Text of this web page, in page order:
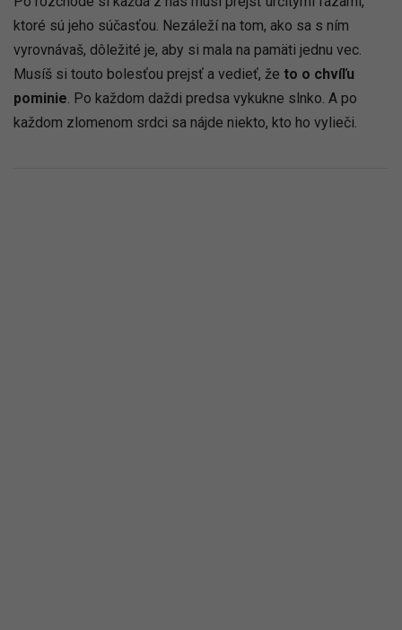
ktoré sú jeho súčasťou. Nezáleží na tom, ako sa s ním
vyrovnávaš, dôležité je, aby si mala na pamäti jednu vec.
Musíš si touto bolesťou prejsť a vedieť, že to o chvíľu
pominie. Po každom daždi predsa vykukne slnko. A po
každom zlomenom srdci sa nájde niekto, kto ho vylieči.